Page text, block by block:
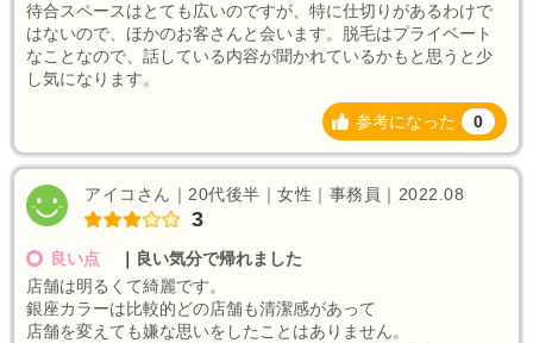
待合スペースはとても広いのですが、特に仕切りがあるわけで
はないので、ほかのお客さんと会います。脱毛はプライベート
なことなので、話している内容が聞かれているかもと思うと少
し気になります。
参考になった 0
アイコさん｜20代後半｜女性｜事務員｜2022.08
3
良い点
良い気分で帰れました
店舗は明るくて綺麗です。
銀座カラーは比較的どの店舗も清潔感があって
店舗を変えても嫌な思いをしたことはありません。